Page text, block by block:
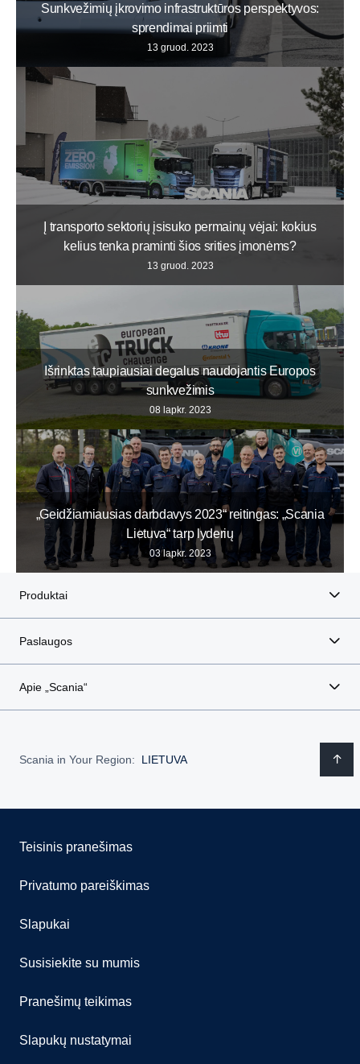
Sunkvežimių įkrovimo infrastruktūros perspektyvos:
sprendimai priimti
13 gruod. 2023
Į transporto sektorių įsisuko permainų vėjai: kokius
kelius tenka praminti šios srities įmonėms?
13 gruod. 2023
Išrinktas taupiausiai degalus naudojantis Europos
sunkvežimis
08 lapkr. 2023
„Geidžiamiausias darbdavys 2023“ reitingas: „Scania
Lietuva“ tarp lyderių
03 lapkr. 2023
Produktai
Paslaugos
Apie „Scania“
Scania in Your Region: LIETUVA
Teisinis pranešimas
Privatumo pareiškimas
Slapukai
Susisiekite su mumis
Pranešimų teikimas
Slapukų nustatymai